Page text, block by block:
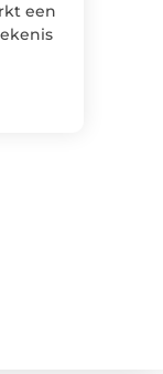
een